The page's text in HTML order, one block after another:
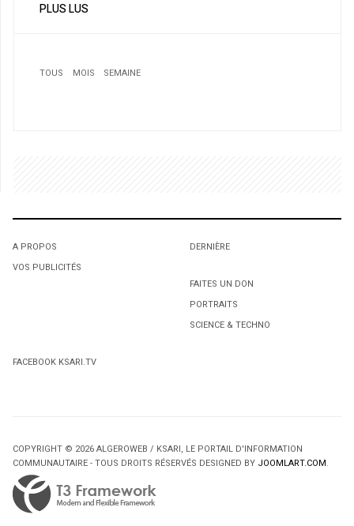
PLUS LUS
TOUS MOIS
SEMAINE
Laval: Cinq présumés voleurs de portefeuilles arrêtés
4
1
L'octroi accidentel du Gant Court.
Protection de la jeunesse: «Il faut débarquer dans les
DPJ», insiste Isabelle Maréchal
1
L'octroi accidentel du Gant Court.
Protection de la jeunesse: «Il faut débarquer dans les
DPJ», insiste Isabelle Maréchal
A PROPOS
VOS PUBLICITÉS
DERNIÈRE
FAITES UN DON
PORTRAITS
SCIENCE & TECHNO
FACEBOOK KSARI.TV
COPYRIGHT © 2026 ALGEROWEB / KSARI, LE PORTAIL D'INFORMATION
COMMUNAUTAIRE - TOUS DROITS RÉSERVÉS DESIGNED BY JOOMLART.COM.